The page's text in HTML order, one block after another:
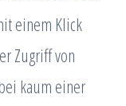
einem Klick
Zugriff von
kaum einer